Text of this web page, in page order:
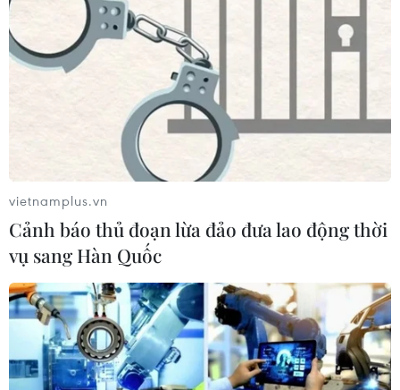
vietnamplus.vn
Cảnh báo thủ đoạn lừa đảo đưa lao động thời
vụ sang Hàn Quốc